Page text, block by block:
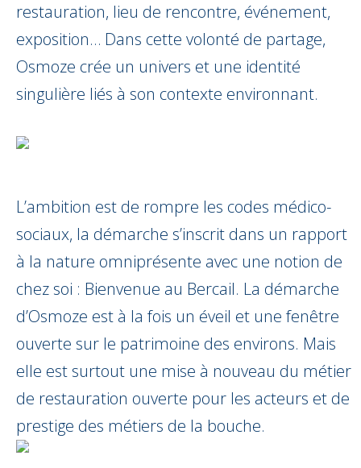
restauration, lieu de rencontre, événement,
exposition… Dans cette volonté de partage,
Osmoze crée un univers et une identité
singulière liés à son contexte environnant.
L’ambition est de rompre les codes médico-
sociaux, la démarche s’inscrit dans un rapport
à la nature omniprésente avec une notion de
chez soi : Bienvenue au Bercail. La démarche
d’Osmoze est à la fois un éveil et une fenêtre
ouverte sur le patrimoine des environs. Mais
elle est surtout une mise à nouveau du métier
de restauration ouverte pour les acteurs et de
prestige des métiers de la bouche.